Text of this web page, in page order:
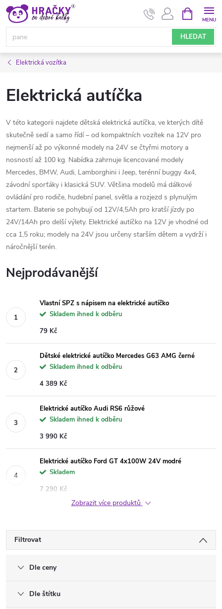
Přejít
obsah
HLEDAT
NÁKUPNÍ
KOŠÍK
Elektrická vozítka
Elektrická autíčka
V této kategorii najdete dětská elektrická autíčka, ve kterých dítě
skutečně sedí a samo řídí – od kompaktních vozítek na 12V pro
nejmenší až po výkonné modely na 24V se čtyřmi motory a
nosností až 100 kg. Nabídka zahrnuje licencované modely
Mercedes, BMW, Audi, Lamborghini i Jeep, terénní buggy 4x4,
závodní sporťáky i klasická SUV. Většina modelů má dálkové
ovládání pro rodiče, hudební panel, světla a rozjezd s plynulým
startem. Baterie se pohybují od 12V/4,5Ah pro kratší jízdy po
24V/14Ah pro delší výlety. Elektrické autíčko na 12V je vhodné od
cca 1,5 roku; modely na 24V jsou určeny starším dětem a vydrží i
náročnější terén.
Nejprodávanější
Vlastní SPZ s nápisem na elektrické autíčko
Skladem ihned k odběru
79 Kč
Dětské elektrické autíčko Mercedes G63 AMG černé
Skladem ihned k odběru
4 389 Kč
Elektrické autíčko Audi RS6 růžové
Skladem ihned k odběru
3 990 Kč
Elektrické autíčko Ford GT 4x100W 24V modré
Skladem
7 290 Kč
Zobrazit více produktů
Filtrovat
Dle ceny
Dle štítku